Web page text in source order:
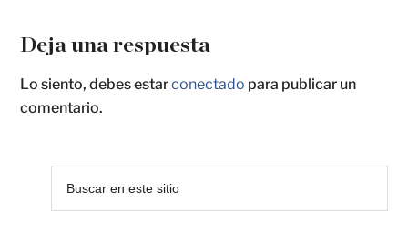
Deja una respuesta
Lo siento, debes estarconectado para publicar un
comentario.